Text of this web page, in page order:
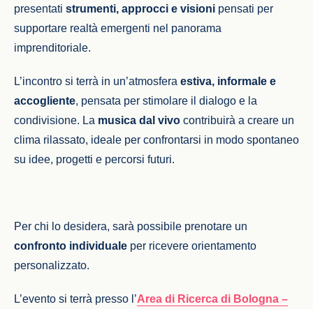
presentati strumenti, approcci e visioni pensati per
supportare realtà emergenti nel panorama
imprenditoriale.
L’incontro si terrà in un’atmosfera estiva, informale e
accogliente, pensata per stimolare il dialogo e la
condivisione. La musica dal vivo contribuirà a creare un
clima rilassato, ideale per confrontarsi in modo spontaneo
su idee, progetti e percorsi futuri.
Per chi lo desidera, sarà possibile prenotare un
confronto individuale per ricevere orientamento
personalizzato.
L’evento si terrà presso l’Area di Ricerca di Bologna –